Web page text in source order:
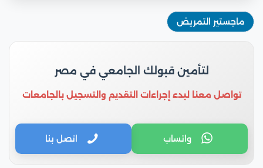
ماجستير التمريض
لتأمين قبولك الجامعي في مصر
تواصل معنا لبدء إجراءات التقديم والتسجيل بالجامعات
واتساب اتصل بنا